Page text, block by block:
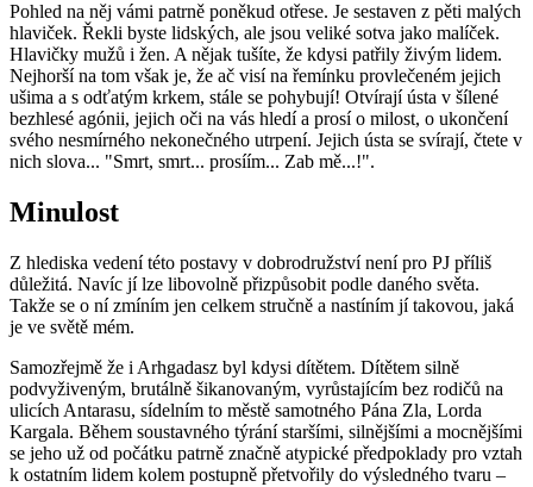
Pohled na něj vámi patrně poněkud otřese. Je sestaven z pěti malých
hlaviček. Řekli byste lidských, ale jsou veliké sotva jako malíček.
Hlavičky mužů i žen. A nějak tušíte, že kdysi patřily živým lidem.
Nejhorší na tom však je, že ač visí na řemínku provlečeném jejich
ušima a s odťatým krkem, stále se pohybují! Otvírají ústa v šílené
bezhlesé agónii, jejich oči na vás hledí a prosí o milost, o ukončení
svého nesmírného nekonečného utrpení. Jejich ústa se svírají, čtete v
nich slova... "Smrt, smrt... prosíím... Zab mě...!".
Minulost
Z hlediska vedení této postavy v dobrodružství není pro PJ příliš
důležitá. Navíc jí lze libovolně přizpůsobit podle daného světa.
Takže se o ní zmíním jen celkem stručně a nastíním jí takovou, jaká
je ve světě mém.
Samozřejmě že i Arhgadasz byl kdysi dítětem. Dítětem silně
podvyživeným, brutálně šikanovaným, vyrůstajícím bez rodičů na
ulicích Antarasu, sídelním to městě samotného Pána Zla, Lorda
Kargala. Během soustavného týrání staršími, silnějšími a mocnějšími
se jeho už od počátku patrně značně atypické předpoklady pro vztah
k ostatním lidem kolem postupně přetvořily do výsledného tvaru –